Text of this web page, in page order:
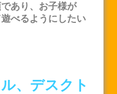
あり、お子様が
べるようにしたい
、デスクト